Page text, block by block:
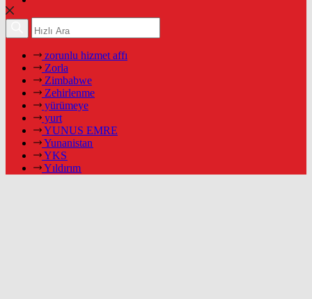
zorunlu hizmet affı
Zorla
Zimbabwe
Zehirlenme
yürümeye
yurt
YUNUS EMRE
Yunanistan
YKS
Yıldırım